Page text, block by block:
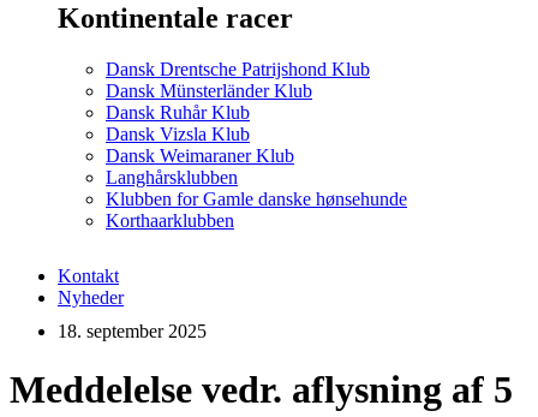
Kontinentale racer
Dansk Drentsche Patrijshond Klub
Dansk Münsterländer Klub
Dansk Ruhår Klub
Dansk Vizsla Klub
Dansk Weimaraner Klub
Langhårsklubben
Klubben for Gamle danske hønsehunde
Korthaarklubben
Kontakt
Nyheder
18. september 2025
Meddelelse vedr. aflysning af 5